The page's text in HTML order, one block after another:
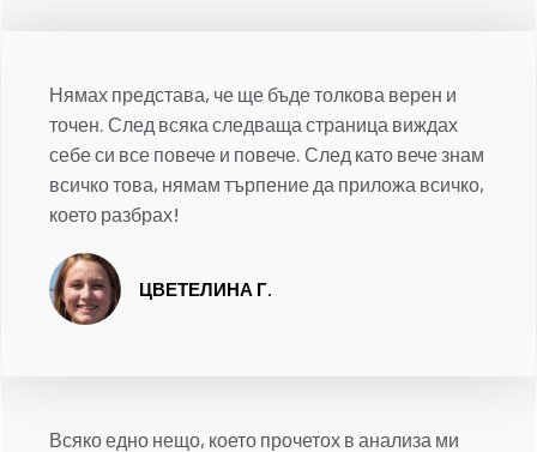
Нямах представа, че ще бъде толкова верен и
точен. След всяка следваща страница виждах
себе си все повече и повече. След като вече знам
всичко това, нямам търпение да приложа всичко,
което разбрах!
ЦВЕТЕЛИНА Г.
Всяко едно нещо, което прочетох в анализа ми